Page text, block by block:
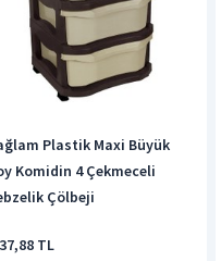
Plastik Maxi Büyük
Komidin 4 Çekmeceli
Çölbeji
TL